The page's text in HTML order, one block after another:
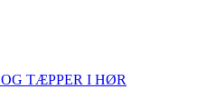
TÆPPER I HØR